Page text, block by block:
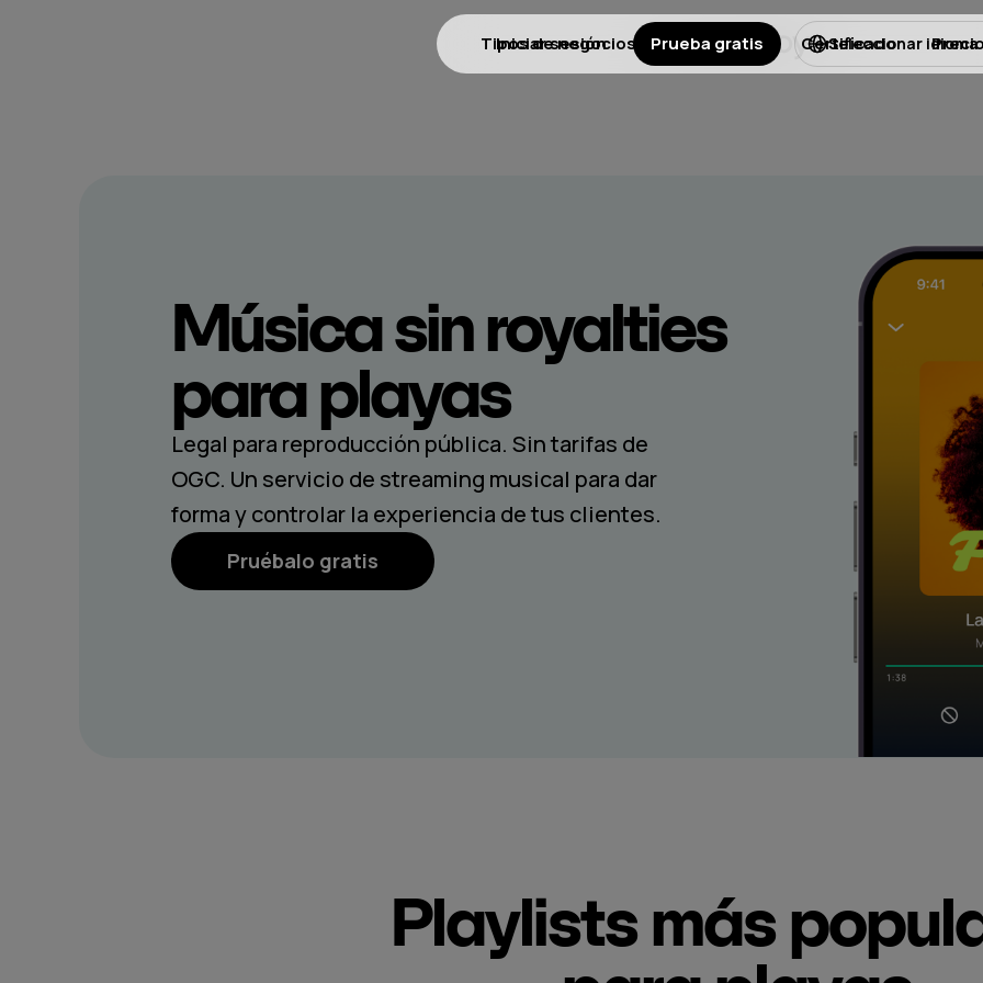
Música sin royalties
paraplayas
Legal para reproducción pública. Sin tarifas de
OGC. Un servicio de streaming musical para dar
forma y controlar la experiencia de tus clientes.
Pruébalo gratis
Playlists más
Tipos de negocios Licencias Certificado
Iniciar sesión Prueba gratis Seleccionar idioma